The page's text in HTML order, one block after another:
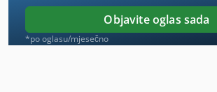
Stavostroj Vp 200
Stroj Za Obradu Drva
Objavite oglas sada
*po oglasu/mjesečno